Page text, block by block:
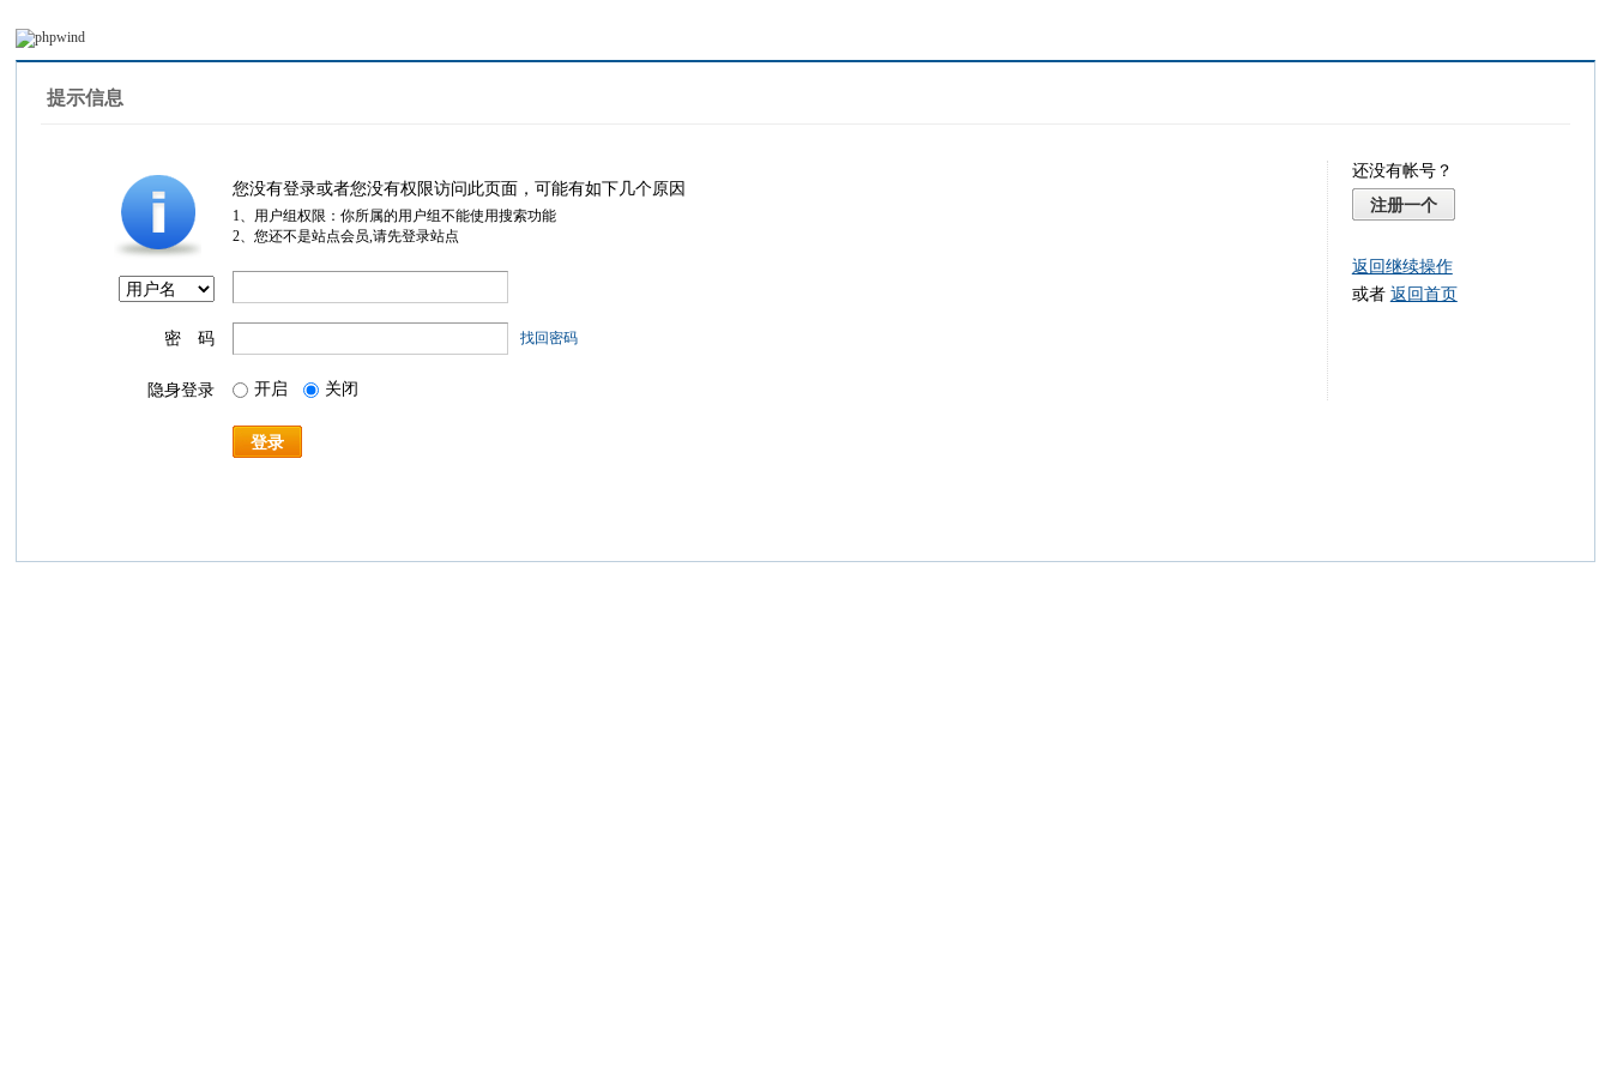
提示信息
您没有登录或者您没有权限访问此页面，可能有如下几个原因
1、用户组权限：你所属的用户组不能使用搜索功能
2、您还不是站点会员,请先登录站点
密 码 找回密码
隐身登录 开启 关闭
登录
还没有帐号？
注册一个
返回继续操作
或者 返回首页